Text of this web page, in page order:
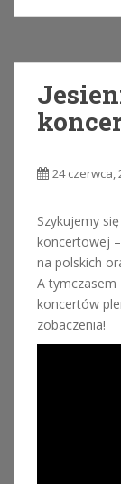
24 czerwca,
Szykujemy
koncertowej
na polskich
A tymczasem
koncertów
zobaczenia!